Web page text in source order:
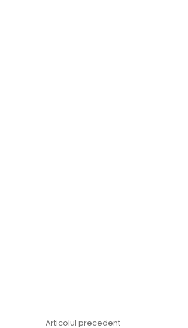
Articolul precedent